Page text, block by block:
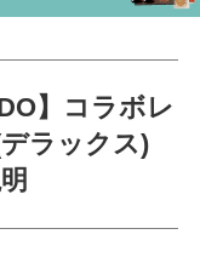
】コラボレ
ラックス)